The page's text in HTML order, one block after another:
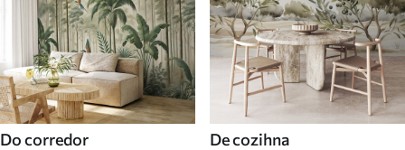
Do corredor De cozihna